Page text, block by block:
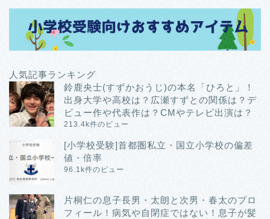
人気記事ランキング
鈴鹿央士(すずかおうじ)の本名「ひろと」！
出身大学や高校は？広瀬すずとの関係は？デ
ビュー作や代表作は？CMやテレビ出演は？
213.4k件のビュー
[小学校受験]首都圏私立・国立小学校の偏差
値・倍率
96.1k件のビュー
片桐仁の息子長男・太朗と次男・春太のプロ
フィール！病気や自閉症ではない！息子が髪